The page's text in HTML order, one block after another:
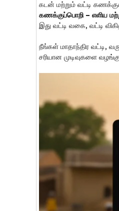
கடன் மற்றும் வட்டி
கணக்குப்பொறி – எளிய
இது வட்டி வகை, வட்டி
நீங்கள் மாதாந்திர வட்டி,
சரியான முடிவுகளை